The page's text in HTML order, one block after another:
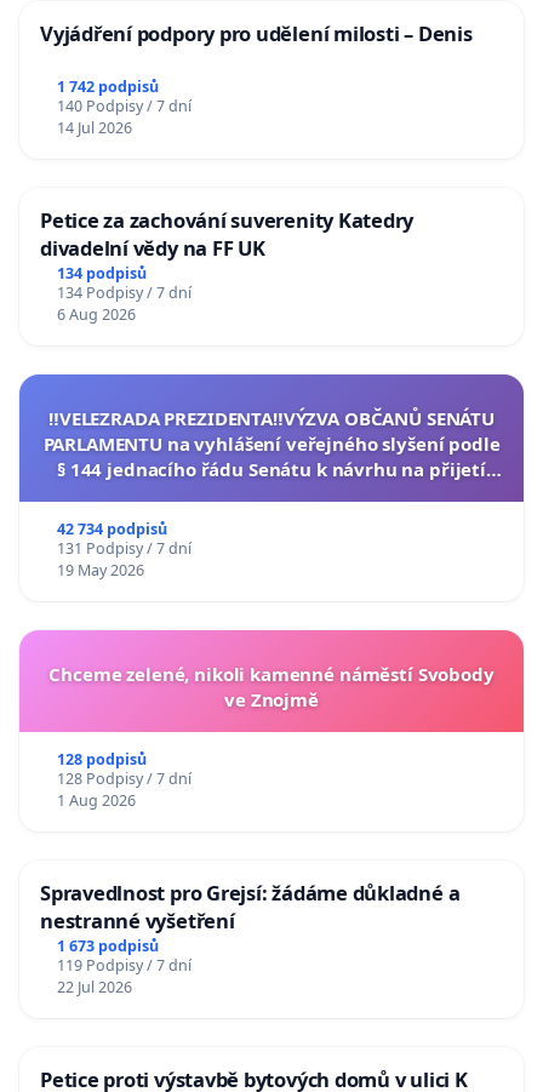
Vyjádření podpory pro udělení milosti – Denis
1 742 podpisů
140 Podpisy / 7 dní
14 Jul 2026
Petice za zachování suverenity Katedry
divadelní vědy na FF UK
134 podpisů
134 Podpisy / 7 dní
6 Aug 2026
‼️VELEZRADA PREZIDENTA‼️VÝZVA OBČANŮ SENÁTU
PARLAMENTU na vyhlášení veřejného slyšení podle
§ 144 jednacího řádu Senátu k návrhu na přijetí
42 734 podpisů
131 Podpisy / 7 dní
19 May 2026
Chceme zelené, nikoli kamenné náměstí Svobody
ve Znojmě
128 podpisů
128 Podpisy / 7 dní
1 Aug 2026
Spravedlnost pro Grejsí: žádáme důkladné a
nestranné vyšetření
1 673 podpisů
119 Podpisy / 7 dní
22 Jul 2026
Petice proti výstavbě bytových domů v ulici K